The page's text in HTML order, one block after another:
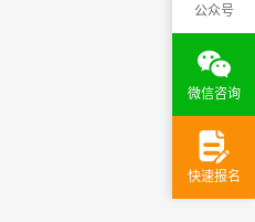
公众号
微信咨询
快速报名